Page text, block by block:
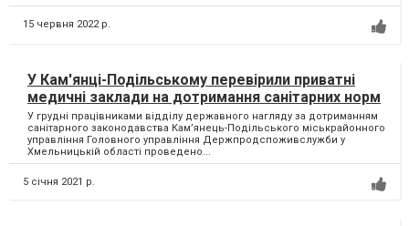
15 червня 2022 р.
У Кам'янці-Подільському перевірили приватні
медичні заклади на дотримання санітарних норм
У грудні працівниками відділу державного нагляду за дотриманням
санітарного законодавства Кам’янець-Подільського міськрайонного
управління Головного управління Держпродспоживслужби у
Хмельницькій області проведено...
5 січня 2021 р.